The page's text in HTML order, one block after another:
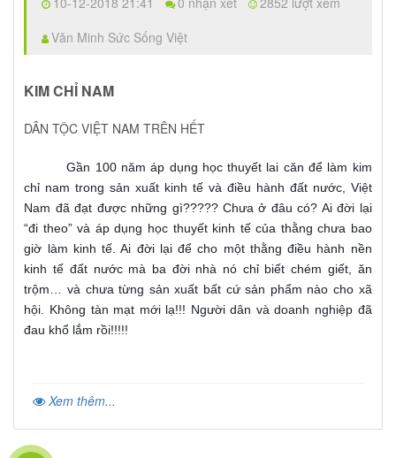
Văn Minh Sức Sống Việt
KIM CHỈ NAM
DÂN TỘC VIỆT NAM TRÊN HẾT
Gần 100 năm áp dụng học thuyết lai căn để làm kim
chỉ nam trong sản xuất kinh tế và điều hành đất nước, Việt
Nam đã đạt được những gì????? Chưa ở đâu có? Ai đời lại
“đi theo” và áp dụng học thuyết kinh tế của thằng chưa bao
giờ làm kinh tế. Ai đời lại để cho một thằng điều hành nền
kinh tế đất nước mà ba đời nhà nó chỉ biết chém giết, ăn
trộm… và chưa từng sản xuất bất cứ sản phẩm nào cho xã
hội. Không tàn mạt mới lạ!!! Người dân và doanh nghiệp đã
đau khổ lắm rồi!!!!!
Xem thêm...